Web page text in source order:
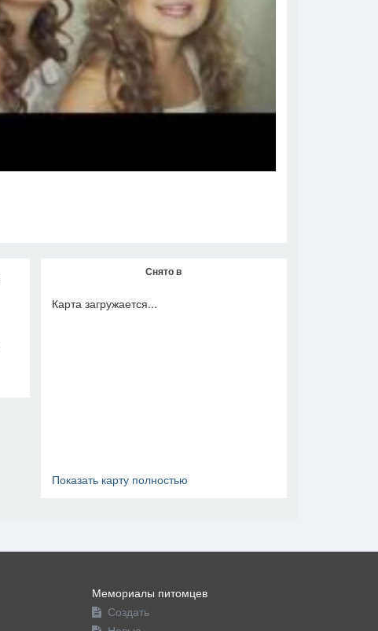
Снято в
Карта загружается...
Показать карту полностью
Мемориалы питомцев
Создать